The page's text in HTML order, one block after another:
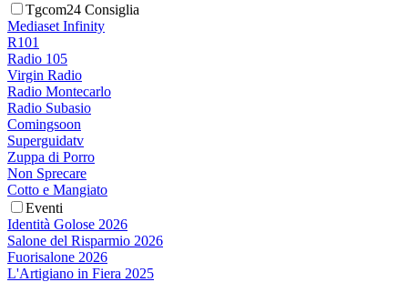
Tgcom24 Consiglia
Mediaset Infinity
R101
Radio 105
Virgin Radio
Radio Montecarlo
Radio Subasio
Comingsoon
Superguidatv
Zuppa di Porro
Non Sprecare
Cotto e Mangiato
Eventi
Identità Golose 2026
Salone del Risparmio 2026
Fuorisalone 2026
L'Artigiano in Fiera 2025